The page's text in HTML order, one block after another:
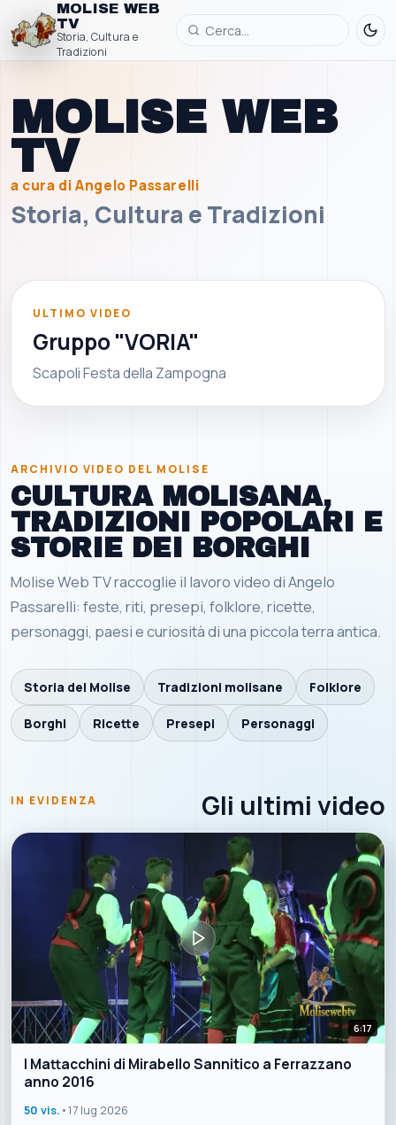
MOLISE WEB
TV
Storia, Cultura e
Tradizioni
MOLISE WEB
TV
a cura di Angelo Passarelli
Storia, Cultura e Tradizioni
ULTIMO VIDEO
Gruppo "VORIA"
Scapoli Festa della Zampogna
ARCHIVIO VIDEO DEL MOLISE
CULTURA MOLISANA,
TRADIZIONI POPOLARI E
STORIE DEI BORGHI
Molise Web TV raccoglie il lavoro video di Angelo
Passarelli: feste, riti, presepi, folklore, ricette,
personaggi, paesi e curiosità di una piccola terra antica.
Storia del Molise Tradizioni molisane Folklore
Borghi Ricette Presepi Personaggi
IN EVIDENZA Gli ultimi video
6:17
I Mattacchini di Mirabello Sannitico a Ferrazzano
anno 2016
50 vis. •17 lug 2026